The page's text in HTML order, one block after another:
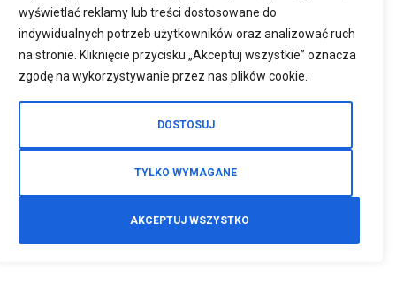
wyświetlać reklamy lub treści dostosowane do
indywidualnych potrzeb użytkowników oraz analizować ruch
na stronie. Kliknięcie przycisku „Akceptuj wszystkie” oznacza
zgodę na wykorzystywanie przez nas plików cookie.
DOSTOSUJ
TYLKO WYMAGANE
AKCEPTUJ WSZYSTKO